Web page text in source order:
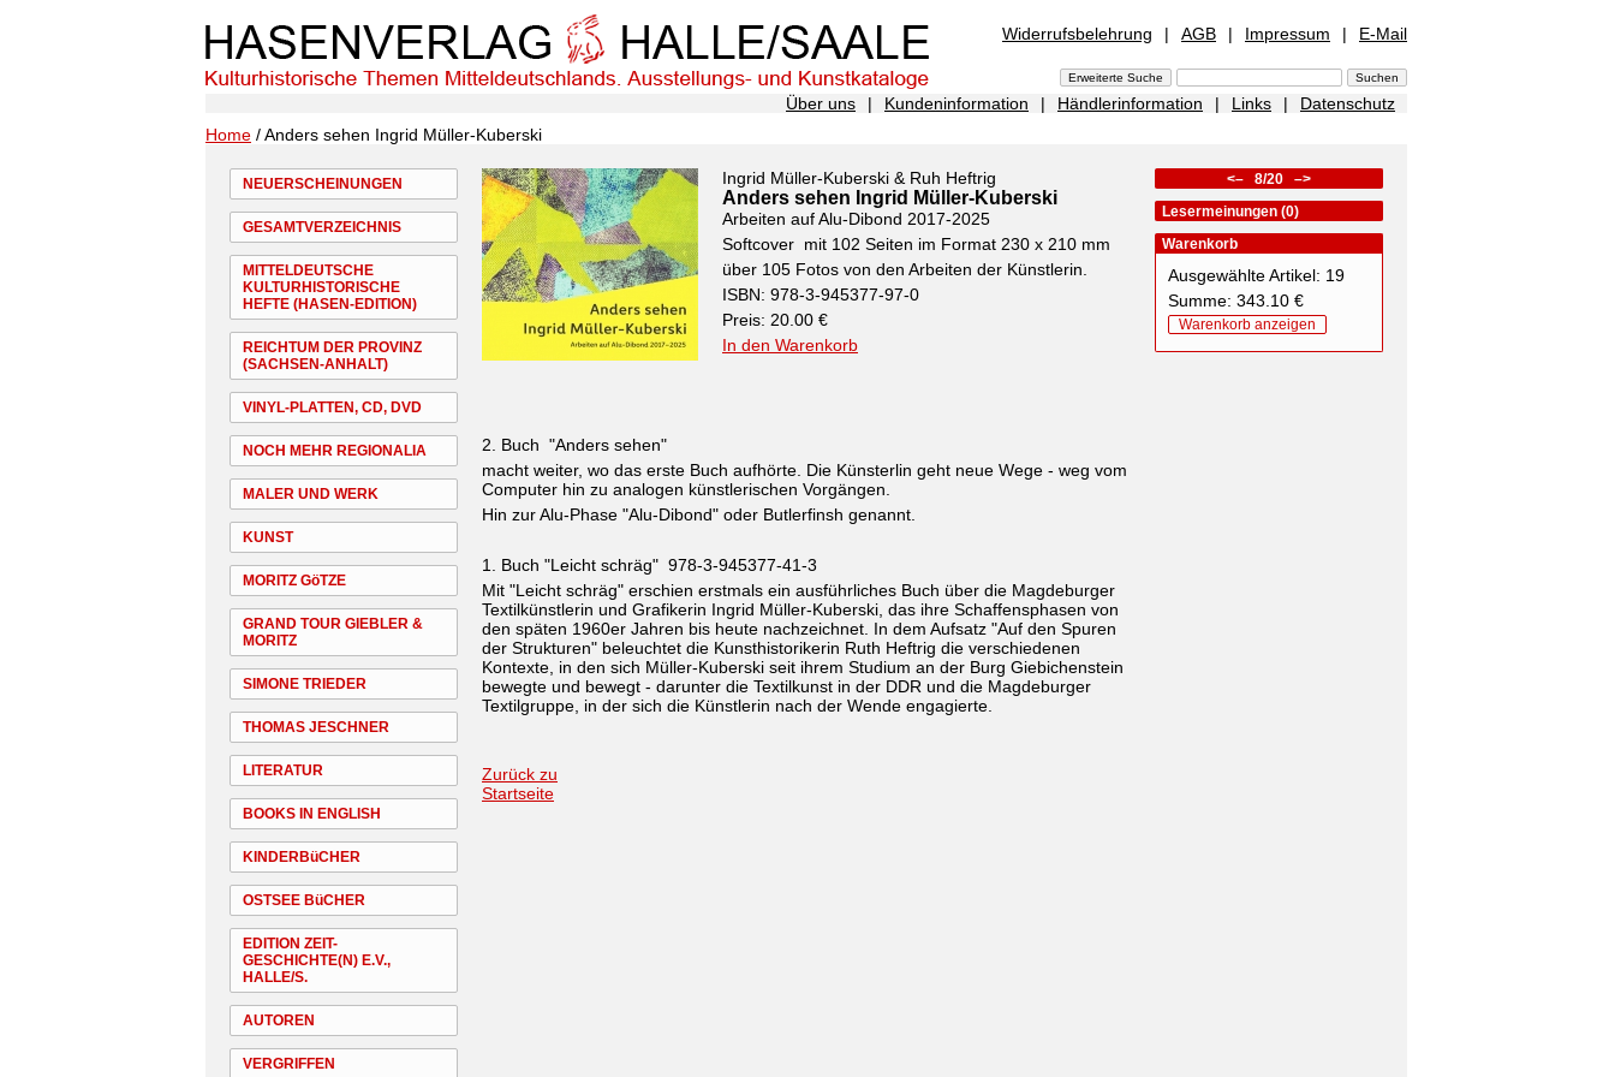
Widerrufsbelehrung | AGB | Impressum | E-Mail
Über uns | Kundeninformation | Händlerinformation | Links |
Datenschutz
Home / Anders sehen Ingrid Müller-Kuberski
NEUERSCHEINUNGEN
GESAMTVERZEICHNIS
MITTELDEUTSCHE
KULTURHISTORISCHE
HEFTE (HASEN-EDITION)
REICHTUM DER PROVINZ
(SACHSEN-ANHALT)
VINYL-PLATTEN, CD, DVD
NOCH MEHR REGIONALIA
MALER UND WERK
KUNST
MORITZ GöTZE
GRAND TOUR GIEBLER &
MORITZ
SIMONE TRIEDER
THOMAS JESCHNER
LITERATUR
BOOKS IN ENGLISH
KINDERBüCHER
OSTSEE BüCHER
EDITION ZEIT-
GESCHICHTE(N) E.V.,
HALLE/S.
AUTOREN
VERGRIFFEN
Ingrid Müller-Kuberski & Ruh Heftrig
Anders sehen Ingrid Müller-Kuberski
Arbeiten auf Alu-Dibond 2017-2025
Softcover mit 102 Seiten im Format 230 x 210 mm
über 105 Fotos von den Arbeiten der Künstlerin.
ISBN: 978-3-945377-97-0
Preis: 20.00 €
In den Warenkorb
2. Buch "Anders sehen"
macht weiter, wo das erste Buch aufhörte. Die Künsterlin geht neue Wege - weg vom
Computer hin zu analogen künstlerischen Vorgängen.
Hin zur Alu-Phase "Alu-Dibond" oder Butlerfinsh genannt.
1. Buch "Leicht schräg" 978-3-945377-41-3
Mit "Leicht schräg" erschien erstmals ein ausführliches Buch über die Magdeburger
Textilkünstlerin und Grafikerin Ingrid Müller-Kuberski, das ihre Schaffensphasen von
den späten 1960er Jahren bis heute nachzeichnet. In dem Aufsatz "Auf den Spuren
der Strukturen" beleuchtet die Kunsthistorikerin Ruth Heftrig die verschiedenen
Kontexte, in den sich Müller-Kuberski seit ihrem Studium an der Burg Giebichenstein
bewegte und bewegt - darunter die Textilkunst in der DDR und die Magdeburger
Textilgruppe, in der sich die Künstlerin nach der Wende engagierte.
Zurück zu
Startseite
<– 8/20 –>
Lesermeinungen (0)
Warenkorb
Ausgewählte Artikel: 19
Summe: 343.10 €
Warenkorb anzeigen